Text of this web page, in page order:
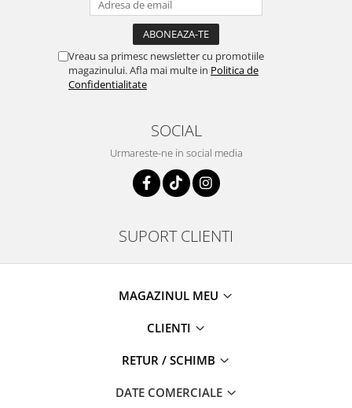
Vreau sa primesc newsletter cu promotiile
magazinului. Afla mai multe in Politica de
Confidentialitate
SOCIAL
Urmareste-ne in social media
SUPORT CLIENTI
MAGAZINUL MEU
CLIENTI
RETUR / SCHIMB
DATE COMERCIALE